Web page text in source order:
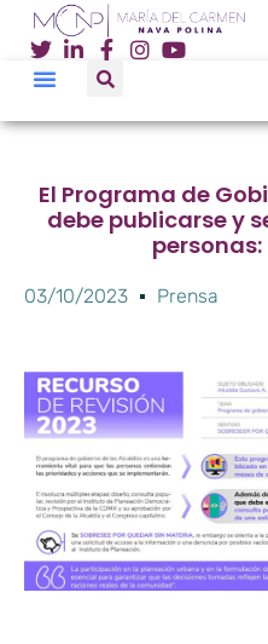
El Programa de
debe publicarse y
personas:
03/10/2023 Prensa